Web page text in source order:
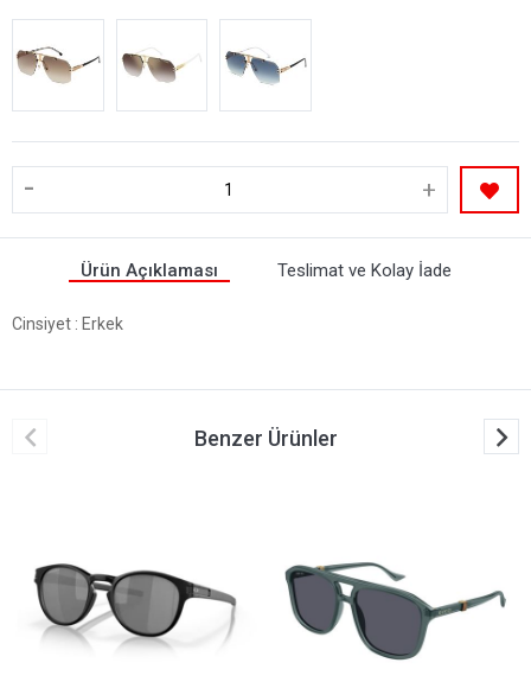
- +
Ürün Açıklaması Teslimat ve Kolay İade
Cinsiyet : Erkek
Benzer Ürünler